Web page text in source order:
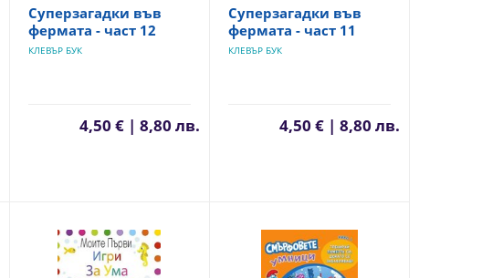
Суперзагадки във
фермата - част 12
КЛЕВЪР БУК
4,50 € | 8,80 лв.
Суперзагадки във
фермата - част 11
КЛЕВЪР БУК
4,50 € | 8,80 лв.